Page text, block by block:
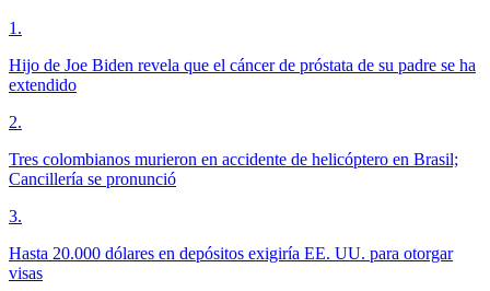
1 .
Hijo de Joe Biden revela que el cáncer de próstata de su padre se ha
extendido
2.
Tres colombianos murieron en accidente de helicóptero en Brasil;
Cancillería se pronunció
3.
Hasta 20.000 dólares en depósitos exigiría EE. UU. para otorgar
visas